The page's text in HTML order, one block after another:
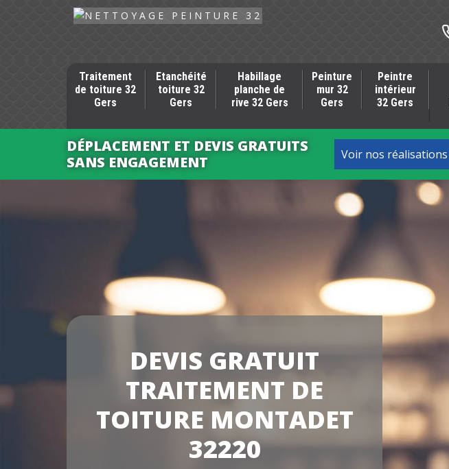
Traitement
de toiture 32
Gers
Etanchéité
toiture 32
Gers
Habillage
planche de
rive 32 Gers
Peinture
mur 32
Gers
Peintre
intérieur
32 Gers
DÉPLACEMENT ET DEVIS GRATUITS
SANS ENGAGEMENT
Voir nos réalisations
DEVIS GRATUIT
TRAITEMENT DE
TOITURE MONTADET
32220